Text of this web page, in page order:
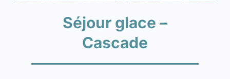
Séjour glace –
Cascade